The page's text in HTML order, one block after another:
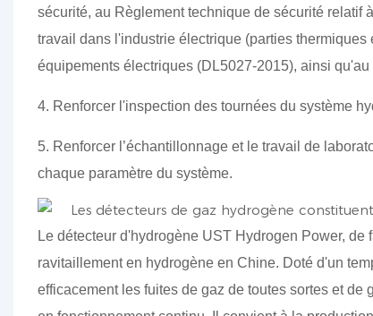
sécurité, au Règlement technique de sécurité relatif
travail dans l'industrie électrique (parties
équipements électriques (DL5027-2015), ainsi
4. Renforcer l'inspection des tournées du système
5. Renforcer l’échantillonnage et le travail de
chaque paramètre du système.
Le détecteur d'hydrogène UST Hydrogen Power,
ravitaillement en hydrogène en Chine. Doté d'un
efficacement les fuites de gaz de toutes sortes et